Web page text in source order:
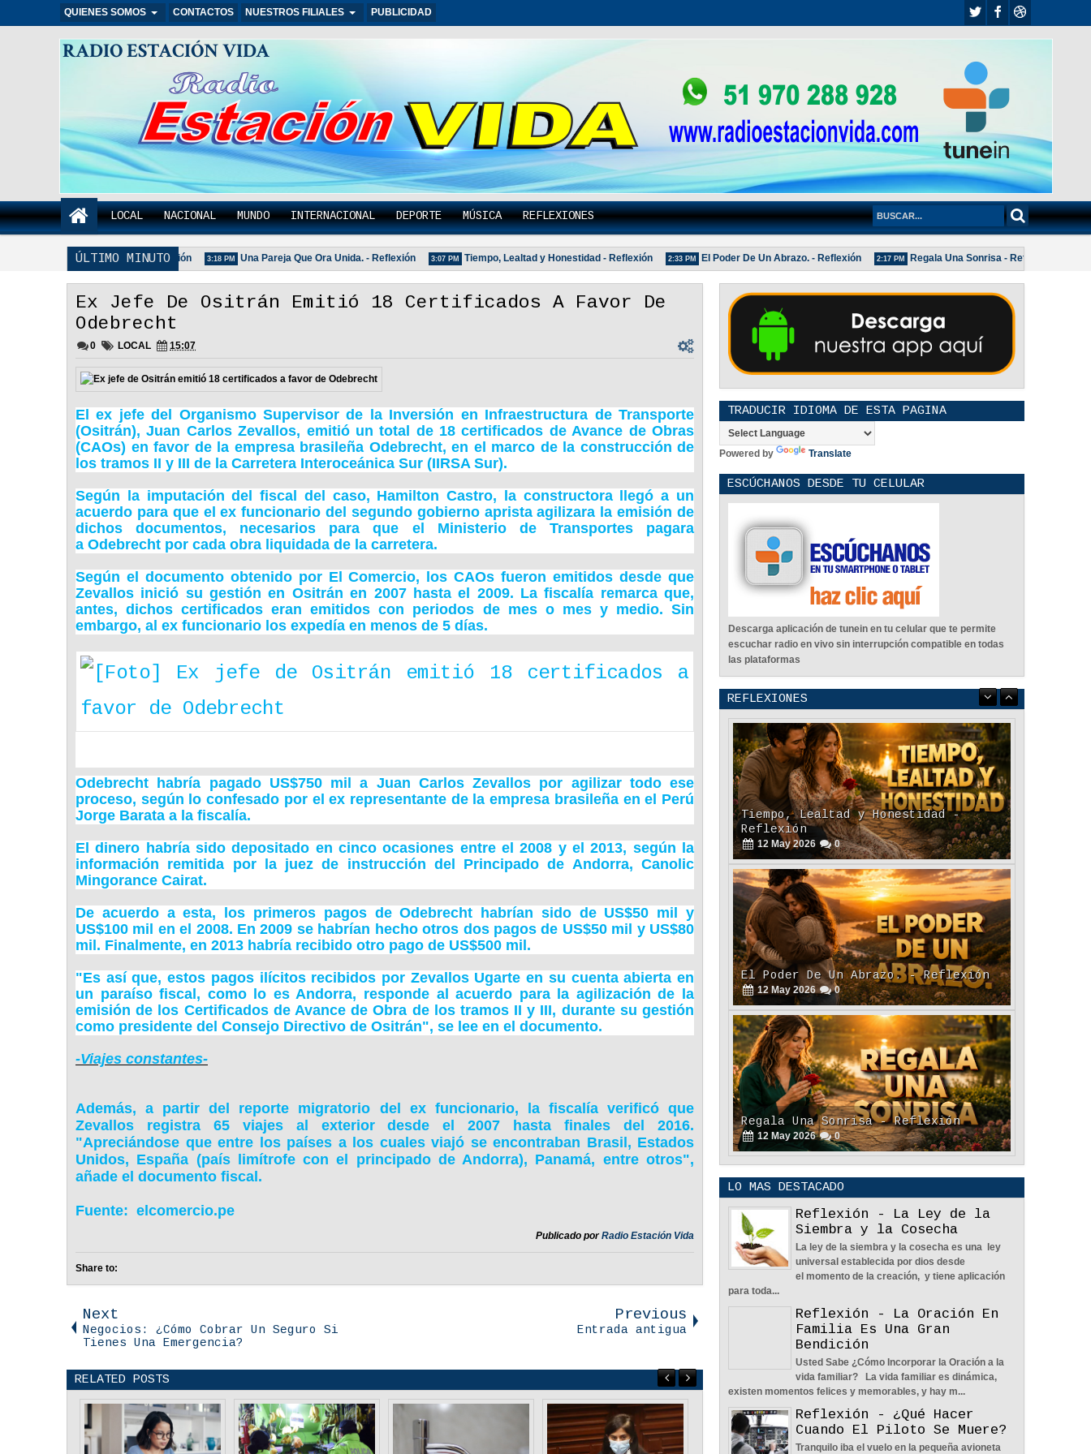
QUIENES SOMOS CONTACTOS NUESTROS FILIALES PUBLICIDAD
RADIO ESTACIÓN VIDA
LOCAL NACIONAL MUNDO INTERNACIONAL DEPORTE MÚSICA REFLEXIONES
ÚLTIMO MINUTO
Unida Es Importante - Reflexión 3:18 PM Una Pareja Que Ora Unida. - Reflexión 3:07 PM Tiempo, Lealtad y Honestidad - Reflexión 2:33 PM El Poder De Un Abrazo. - Reflexión 2:17 PM Regala Una Sonrisa - Reflexión
Ex Jefe De Ositrán Emitió 18 Certificados A Favor De
Odebrecht
0 LOCAL 15:07
El ex jefe del Organismo Supervisor de la Inversión en Infraestructura de Transporte
(Ositrán), Juan Carlos Zevallos, emitió un total de 18 certificados de Avance de Obras
(CAOs) en favor de la empresa brasileña Odebrecht, en el marco de la construcción de
los tramos II y III de la Carretera Interoceánica Sur (IIRSA Sur).
Según la imputación del fiscal del caso, Hamilton Castro, la constructora llegó a un
acuerdo para que el ex funcionario del segundo gobierno aprista agilizara la emisión de
dichos documentos, necesarios para que el Ministerio de Transportes pagara
a Odebrecht por cada obra liquidada de la carretera.
Según el documento obtenido por El Comercio, los CAOs fueron emitidos desde que
Zevallos inició su gestión en Ositrán en 2007 hasta el 2009. La fiscalía remarca que,
antes, dichos certificados eran emitidos con periodos de mes o mes y medio. Sin
embargo, al ex funcionario los expedía en menos de 5 días.
Odebrecht
habría pagado US$750 mil a Juan Carlos Zevallos por agilizar todo ese
proceso, según lo confesado por el ex representante de la empresa brasileña en el Perú
Jorge Barata a la fiscalía.
El dinero habría sido depositado en cinco ocasiones entre el 2008 y el 2013, según la
información remitida por la juez de instrucción del Principado de Andorra, Canolic
Mingorance Cairat.
De acuerdo a esta, los primeros pagos de Odebrecht
habrían sido de US$50 mil y
US$100 mil en el 2008. En 2009 se habrían hecho otros dos pagos de US$50 mil y US$80
mil. Finalmente, en 2013 habría recibido otro pago de US$500 mil.
"Es así que, estos pagos ilícitos recibidos por Zevallos Ugarte en su cuenta abierta en
un paraíso fiscal, como lo es Andorra, responde al acuerdo para la agilización de la
emisión de los Certificados de Avance de Obra de los tramos II y III, durante su gestión
como presidente del Consejo Directivo de Ositrán", se lee en el documento.
-Viajes constantes-
Además, a partir del reporte migratorio del ex funcionario, la fiscalía verificó que
Zevallos registra 65 viajes al exterior desde el 2007 hasta finales del 2016.
"Apreciándose que entre los países a los cuales viajó se encontraban Brasil, Estados
Unidos, España (país limítrofe con el principado de Andorra), Panamá, entre otros",
añade el documento fiscal.
Fuente: elcomercio.pe
Publicado porRadio Estación Vida
Share to:
Next
Negocios: ¿Cómo Cobrar Un Seguro Si
Tienes Una Emergencia?
Previous
Entrada antigua
RELATED POSTS
TRADUCIR IDIOMA DE ESTA PAGINA
Powered by Translate
ESCÚCHANOS DESDE TU CELULAR
Descarga aplicación de tunein en tu celular que te permite
escuchar radio en vivo sin interrupción compatible en todas
las plataformas
REFLEXIONES
Tiempo, Lealtad y Honestidad -
Reflexión
12 May 2026 0
El Poder De Un Abrazo. - Reflexión
12 May 2026 0
Regala Una Sonrisa - Reflexión
12 May 2026 0
POLÍTICA DE PRIVACIDAD
2023 0
La Amistad y el Noviazgo -
Reflexión
04 Jun 2022 0
LO MAS DESTACADO
Reflexión - La Ley de la
Siembra y la Cosecha
La ley de la siembra y la cosecha es una ley
universal establecida por dios desde
el momento de la creación, y tiene aplicación
para toda...
Reflexión - La Oración En
Familia Es Una Gran
Bendición
Usted Sabe ¿Cómo Incorporar la Oración a la
vida familiar? La vida familiar es dinámica,
existen momentos felices y memorables, y hay m...
Reflexión - ¿Qué Hacer
Cuando El Piloto Se Muere?
Tranquilo iba el vuelo en la pequeña avioneta